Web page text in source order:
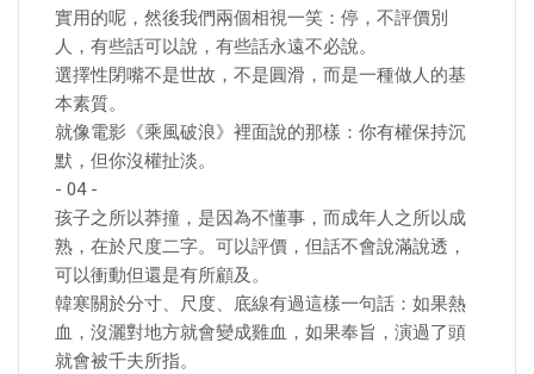
實用的呢，然後我們兩個相視一笑：停，不評價別
人，有些話可以說，有些話永遠不必說。
選擇性閉嘴不是世故，不是圓滑，而是一種做人的基
本素質。
就像電影《乘風破浪》裡面說的那樣：你有權保持沉
默，但你沒權扯淡。
- 04 -
孩子之所以莽撞，是因為不懂事，而成年人之所以成
熟，在於尺度二字。可以評價，但話不會說滿說透，
可以衝動但還是有所顧及。
韓寒關於分寸、尺度、底線有過這樣一句話：如果熱
血，沒灑對地方就會變成雞血，如果奉旨，演過了頭
就會被千夫所指。